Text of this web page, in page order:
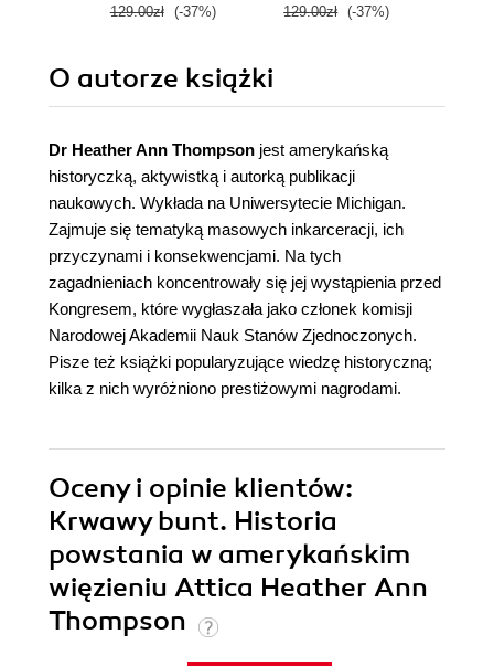
129.00zł (-37%) 129.00zł (-37%)
O autorze książki
Dr Heather Ann Thompson jest amerykańską
historyczką, aktywistką i autorką publikacji
naukowych. Wykłada na Uniwersytecie Michigan.
Zajmuje się tematyką masowych inkarceracji, ich
przyczynami i konsekwencjami. Na tych
zagadnieniach koncentrowały się jej wystąpienia przed
Kongresem, które wygłaszała jako członek komisji
Narodowej Akademii Nauk Stanów Zjednoczonych.
Pisze też książki popularyzujące wiedzę historyczną;
kilka z nich wyróżniono prestiżowymi nagrodami.
Oceny i opinie klientów:
Krwawy bunt. Historia
powstania w amerykańskim
więzieniu Attica Heather Ann
Thompson